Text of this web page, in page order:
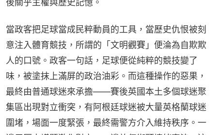
後關乎主權與歷史記憶。
當政客把足球當成民粹動員的工具，當歷史仇恨被刻
意注入體育競技，所謂的「文明觀賽」便淪為自欺欺
人的口號。政客一句話，足球便從純粹的競技變了
味，被塗抹上滿屏的政治油彩。而這種操作的惡果，
最終由普通球迷來承擔——賽後英國本土多個球迷聚
集區出現對立衝突，有阿根廷球迷被大量英格蘭球迷
圍堵，場面一度緊張，最終需警方介入維持秩序。一